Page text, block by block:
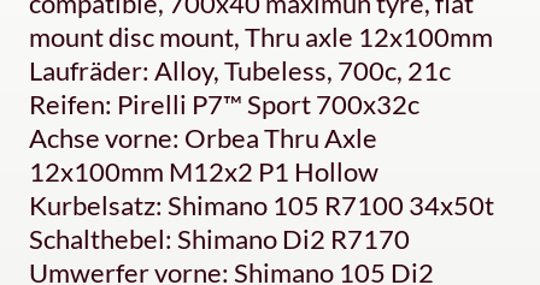
mount disc mount, Thru axle 12x100mm
Laufräder: Alloy, Tubeless, 700c, 21c
Reifen: Pirelli P7™ Sport 700x32c
Achse vorne: Orbea Thru Axle
12x100mm M12x2 P1 Hollow
Kurbelsatz: Shimano 105 R7100 34x50t
Schalthebel: Shimano Di2 R7170
Umwerfer vorne: Shimano 105 Di2